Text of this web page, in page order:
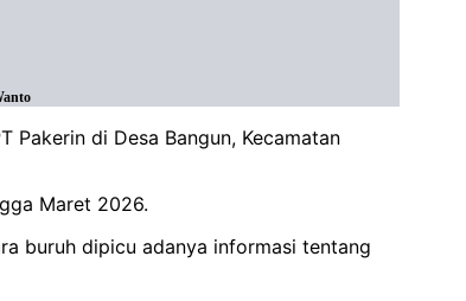
di Desa Bangun, Kecamatan
Maret 2026.
buruh dipicu adanya informasi tentang